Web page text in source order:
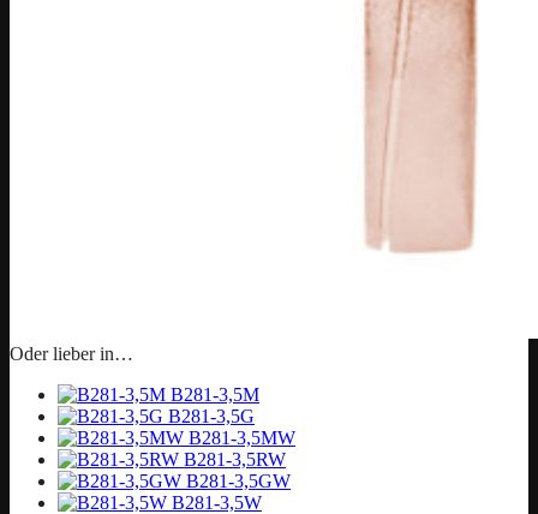
Oder lieber in…
B281-3,5M
B281-3,5G
B281-3,5MW
B281-3,5RW
B281-3,5GW
B281-3,5W